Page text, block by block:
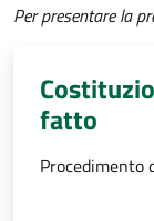
Per presentare la
fatto
Procedimento